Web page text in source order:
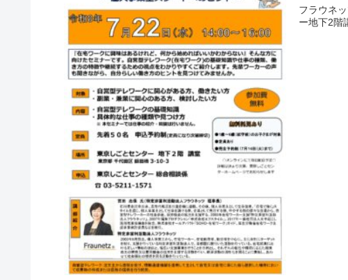
フラウネ
ー地下2階